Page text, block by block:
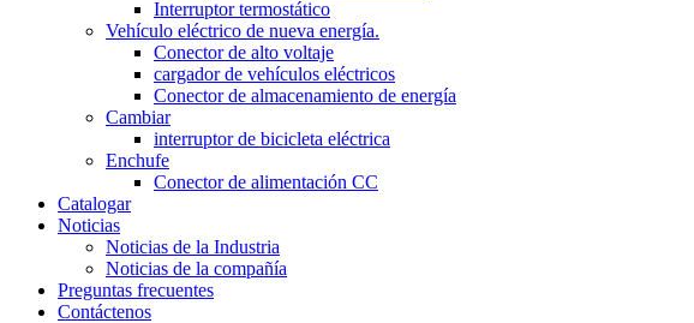
Interruptor termostático
Vehículo eléctrico de nueva energía.
Conector de alto voltaje
cargador de vehículos eléctricos
Conector de almacenamiento de energía
Cambiar
interruptor de bicicleta eléctrica
Enchufe
Conector de alimentación CC
Catalogar
Noticias
Noticias de la Industria
Noticias de la compañía
Preguntas frecuentes
Contáctenos